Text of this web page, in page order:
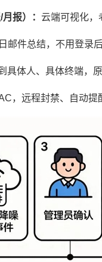
/月报）： 云端可视化，
邮件总结，不用登录
具体人、具体终端，
，远程封禁、自动提